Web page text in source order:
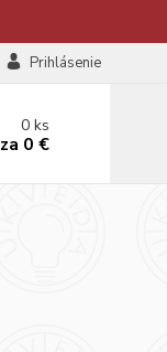
Prihlásenie
0ks
za 0 €